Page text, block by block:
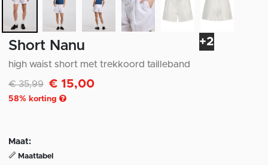
+2
Short Nanu
high waist short met trekkoord tailleband
Afgeprijsd van
€ 35,99naar€ 15,00
58% korting
Maat:
Maattabel